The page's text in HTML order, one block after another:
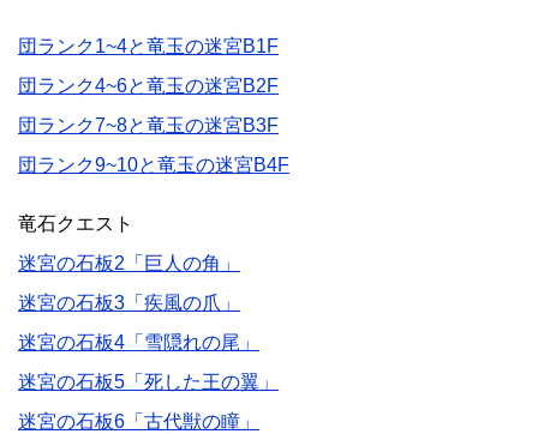
団ランク1~4と竜玉の迷宮B1F
団ランク4~6と竜玉の迷宮B2F
団ランク7~8と竜玉の迷宮B3F
団ランク9~10と竜玉の迷宮B4F
竜石クエスト
迷宮の石板2「巨人の角」
迷宮の石板3「疾風の爪」
迷宮の石板4「雪隠れの尾」
迷宮の石板5「死した王の翼」
迷宮の石板6「古代獣の瞳」